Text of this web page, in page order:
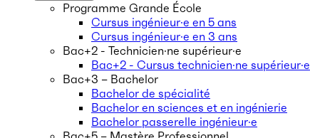
Programme Grande École
Cursus ingénieur·e en 5 ans
Cursus ingénieur·e en 3 ans
Bac+2 - Technicien·ne supérieur·e
Bac+2 - Cursus technicien·ne supérieur·e
Bac+3 – Bachelor
Bachelor de spécialité
Bachelor en sciences et en ingénierie
Bachelor passerelle ingénieur·e